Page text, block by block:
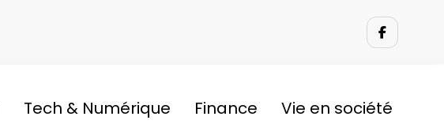
Tech & Numérique Finance Vie en société